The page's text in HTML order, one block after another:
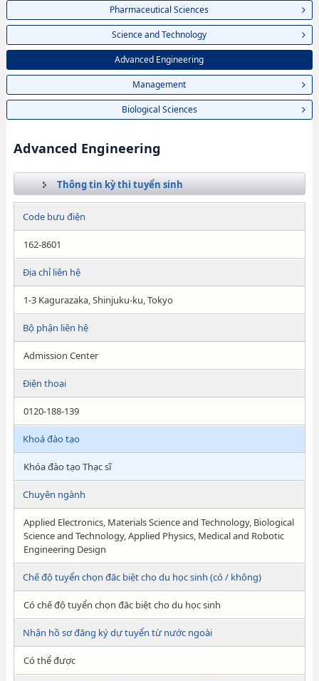
Pharmaceutical Sciences
Science and Technology
Advanced Engineering
Management
Biological Sciences
Advanced Engineering
Thông tin kỳ thi tuyển sinh
Code bưu điện
162-8601
Địa chỉ liên hệ
1-3 Kagurazaka, Shinjuku-ku, Tokyo
Bộ phận liên hệ
Admission Center
Điện thoại
0120-188-139
Khoá đào tạo
Khóa đào tạo Thạc sĩ
Chuyên ngành
Applied Electronics, Materials Science and Technology, Biological
Science and Technology, Applied Physics, Medical and Robotic
Engineering Design
Chế độ tuyển chọn đăc biệt cho du học sinh (có / không)
Có chế độ tuyển chọn đăc biệt cho du học sinh
Nhận hồ sơ đăng ký dự tuyển từ nước ngoài
Có thể được